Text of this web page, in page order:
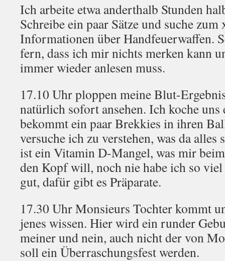
Ich arbeite etwa anderthalb Stunden
Schreibe ein paar Sätze und suche
Informationen über Handfeuerwaffen.
fern, dass ich mir nichts merken kann
immer wieder anlesen muss.
17.10 Uhr ploppen meine Blut-
natürlich sofort ansehen. Ich koche uns
bekommt ein paar Brekkies in ihren
versuche ich zu verstehen, was da alles
ist ein Vitamin D-Mangel, was mir
den Kopf will, noch nie habe ich so viel
gut, dafür gibt es Präparate.
17.30 Uhr Monsieurs Tochter kommt
jenes wissen. Hier wird ein runder
meiner und nein, auch nicht der von
soll ein Überraschungsfest werden.